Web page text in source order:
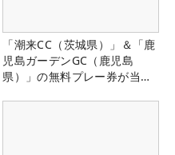
「潮来CC（茨城県）」＆「鹿
児島ガーデンGC（鹿児島
県）」の無料プレー券が当た